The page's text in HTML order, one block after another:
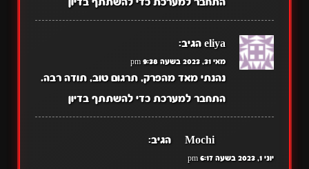
eliya הגיב:
מאי 31, 2023 בשעה 9:38 pm
נהנתי מאד מהפרק, תרגום טוב, תודה רבה.
התחבר למערכת כדי להשתתף בדיון
הגיב:
יוני 1, 2023 בשעה 6:17 pm